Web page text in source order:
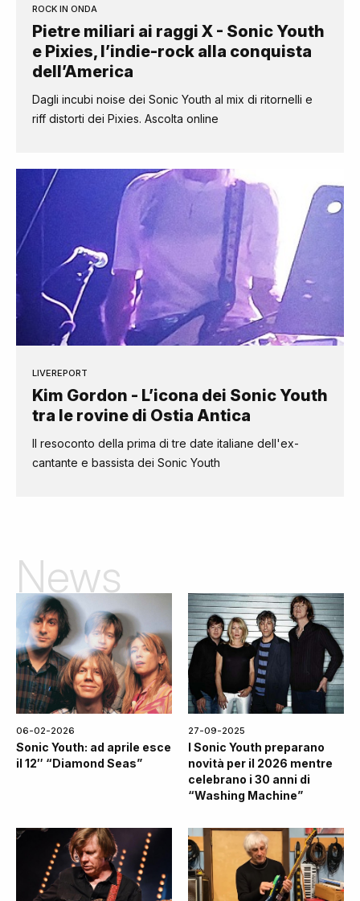
ROCK IN ONDA
Pietre miliari ai raggi X - Sonic Youth
e Pixies, l’indie-rock alla conquista
dell’America
Dagli incubi noise dei Sonic Youth al mix di ritornelli e
riff distorti dei Pixies. Ascolta online
LIVEREPORT
Kim Gordon - L’icona dei Sonic Youth
tra le rovine di Ostia Antica
Il resoconto della prima di tre date italiane dell'ex-
cantante e bassista dei Sonic Youth
News
06-02-2026
Sonic Youth: ad aprile esce
il 12″ “Diamond Seas”
27-09-2025
I Sonic Youth preparano
novità per il 2026 mentre
celebrano i 30 anni di
“Washing Machine”